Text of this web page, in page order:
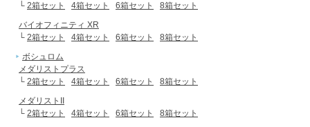
└ 2箱セット 4箱セット 6箱セット
8箱セット
バイオフィニティ XR
└ 2箱セット 4箱セット 6箱セット
8箱セット
ボシュロム
メダリストプラス
└ 2箱セット 4箱セット 6箱セット
8箱セット
メダリストII
└ 2箱セット 4箱セット 6箱セット
8箱セット